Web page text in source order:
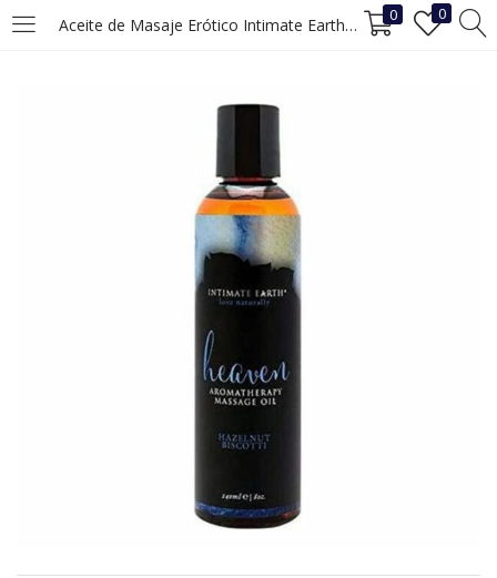
Aceite de Masaje Erótico Intimate Earth Heaven Dulce Avellana (240 ml) 0 0
INICIAR SESIÓN REGISTRO
Ingrese su nombre de usuario y contraseña para iniciar sesión.
Iniciar Sesión
¿Ha perdido la contraseña?